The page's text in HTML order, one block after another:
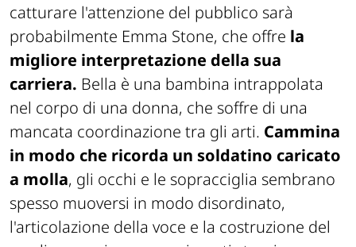
catturare l'attenzione del pubblico sarà
probabilmente Emma Stone, che offre la
migliore interpretazione della sua
carriera. Bella è una bambina intrappolata
nel corpo di una donna, che soffre di una
mancata coordinazione tra gli arti. Cammina
in modo che ricorda un soldatino caricato
a molla, gli occhi e le sopracciglia sembrano
spesso muoversi in modo disordinato,
l'articolazione della voce e la costruzione del